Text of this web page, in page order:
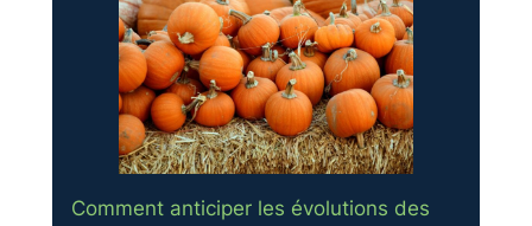
Comment anticiper les évolutions des